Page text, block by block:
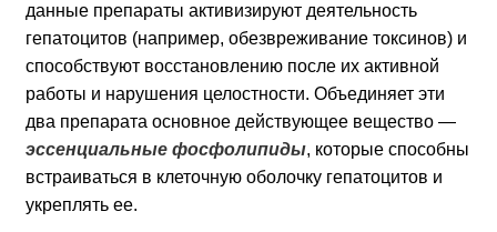
данные препараты активизируют деятельность
гепатоцитов (например, обезвреживание токсинов) и
способствуют восстановлению после их активной
работы и нарушения целостности. Объединяет эти
два препарата основное действующее вещество —
эссенциальные фосфолипиды, которые способны
встраиваться в клеточную оболочку гепатоцитов и
укреплять ее.